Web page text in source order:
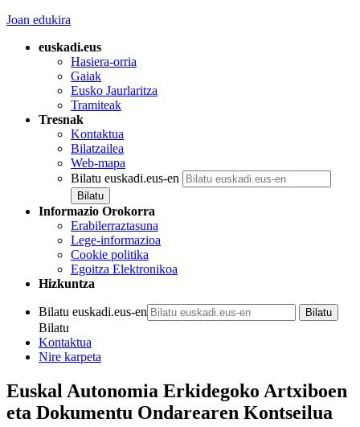
Joan edukira
euskadi.eus
Hasiera-orria
Gaiak
Eusko Jaurlaritza
Tramiteak
Tresnak
Kontaktua
Bilatzailea
Web-mapa
Bilatu euskadi.eus-en
Informazio Orokorra
Erabilerraztasuna
Lege-informazioa
Cookie politika
Egoitza Elektronikoa
Hizkuntza
Bilatu euskadi.eus-en
Bilatu
Kontaktua
Nire karpeta
Euskal Autonomia Erkidegoko Artxiboen
eta Dokumentu Ondarearen Kontseilua